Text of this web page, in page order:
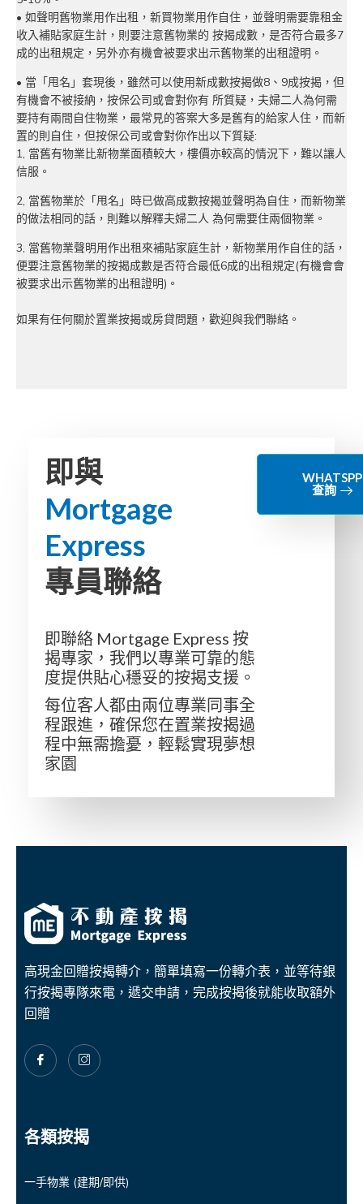
• 如聲明舊物業用作出租，新買物業用作自住，並聲明需要靠租金
收入補貼家庭生計，則要注意舊物業的 按揭成數，是否符合最多7
成的出租規定，另外亦有機會被要求出示舊物業的出租證明。
• 當「甩名」套現後，雖然可以使用新成數按揭做8、9成按揭，但
有機會不被接納，按保公司或會對你有 所質疑，夫婦二人為何需
要持有兩間自住物業，最常見的答案大多是舊有的給家人住，而新
置的則自住，但按保公司或會對你作出以下質疑:
1, 當舊有物業比新物業面積較大，樓價亦較高的情況下，難以讓人
信服。
2, 當舊物業於「甩名」時已做高成數按揭並聲明為自住，而新物業
的做法相同的話，則難以解釋夫婦二人 為何需要住兩個物業。
3, 當舊物業聲明用作出租來補貼家庭生計，新物業用作自住的話，
便要注意舊物業的按揭成數是否符合最低6成的出租規定(有機會會
被要求出示舊物業的出租證明)。
如果有任何關於置業按揭或房貸問題，歡迎與我們聯絡。
即與
Mortgage
Express
專員聯絡
即聯絡 Mortgage Express 按
揭專家，我們以專業可靠的態
度提供貼心穩妥的按揭支援。
每位客人都由兩位專業同事全
程跟進，確保您在置業按揭過
程中無需擔憂，輕鬆實現夢想
家園
WHATSPP
查詢
高現金回贈按揭轉介，簡單填寫一份轉介表，並等待銀
行按揭專隊來電，遞交申請，完成按揭後就能收取額外
回贈
各類按揭
一手物業 (建期/即供)